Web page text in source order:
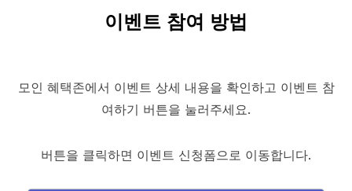
이벤트 참여 방법
모인 혜택존에서 이벤트 상세 내용을 확인하고 이벤트 참
여하기 버튼을 눌러주세요.
버튼을 클릭하면 이벤트 신청폼으로 이동합니다.